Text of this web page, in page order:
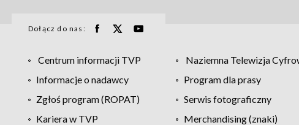
Dołącz do nas:
Centrum informacji TVP Naziemna Telewizja
Informacje o nadawcy
Program dla prasy
Zgłoś program (ROPAT)
Serwis fotograficzny
Kariera w TVP
Merchandising (znaki)